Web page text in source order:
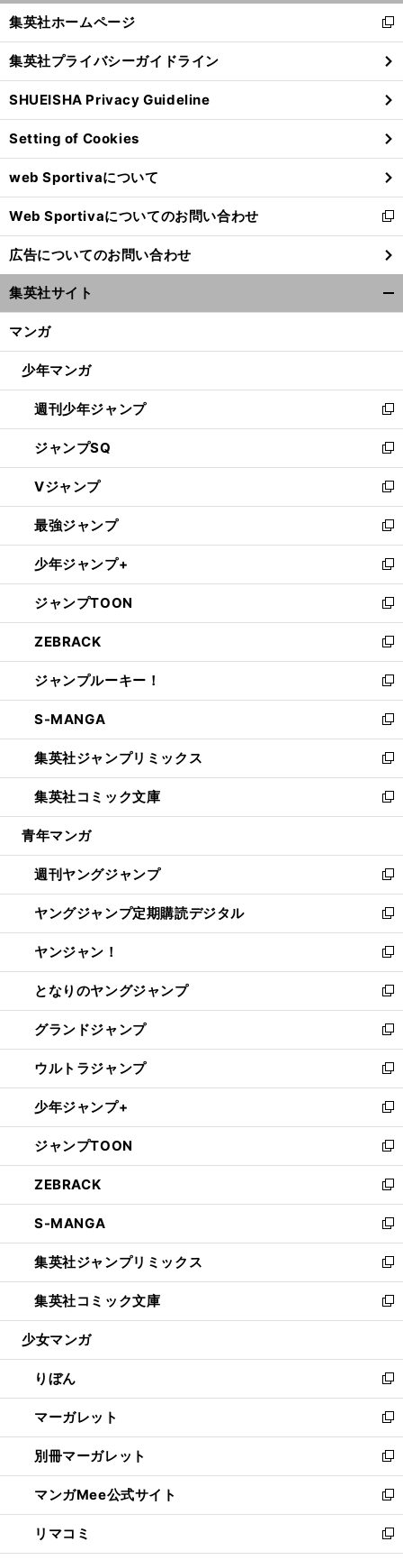
閉
る
集英社ホームページ
新
し
い
ウ
ィ
ン
ド
ウ
で
開
く
集英社プライバシーガイドライン
SHUEISHA Privacy Guideline
Setting of Cookies
web Sportivaについて
Web Sportivaについてのお問い合わせ
新
し
い
ウ
ィ
ン
ウ
開
く
広告についてのお問い合わせ
集英社サイト
マンガ
少年マンガ
週刊少年ジャンプ
新
し
い
ウ
ィ
ン
ド
ウ
で
開
く
ジャンプSQ
新
し
い
ウ
ィ
ン
ド
ウ
で
開
く
Vジャンプ
新
し
い
ウ
ィ
ン
ド
ウ
で
開
く
最強ジャンプ
新
し
い
ウ
ィ
ン
ド
ウ
で
開
く
少年ジャンプ+
新
し
い
ウ
ィ
ン
ド
ウ
で
開
く
ジャンプTOON
新
し
い
ウ
ィ
ン
ド
ウ
で
開
く
ZEBRACK
新
し
い
ウ
ィ
ン
ド
ウ
で
開
ジャンプルーキー！
新
し
い
ウ
ィ
ン
ド
ウ
開
く
S-MANGA
新
し
い
ウ
ィ
ン
ウ
で
開
く
集英社ジャンプリミックス
新
し
い
ウ
ン
ド
ウ
で
開
く
集英社コミック文庫
新
し
ウ
ィ
ン
ド
ウ
で
開
く
青年マンガ
週刊ヤングジャンプ
新
し
い
ウ
ィ
ン
ド
ウ
で
開
く
ヤングジャンプ定期購読デジタル
新
し
い
ウ
ィ
ン
ド
ウ
で
開
く
ヤンジャン！
新
し
い
ウ
ィ
ン
ド
ウ
で
開
く
となりのヤングジャンプ
新
し
い
ウ
ィ
ン
ド
ウ
で
開
く
グランドジャンプ
新
し
い
ウ
ィ
ン
ド
ウ
で
開
く
ウルトラジャンプ
新
し
い
ウ
ィ
ン
ド
ウ
で
開
く
少年ジャンプ+
新
し
い
ウ
ィ
ン
ド
ウ
で
開
く
ジャンプTOON
新
し
い
ウ
ィ
ン
ド
ウ
で
開
ZEBRACK
新
し
い
ウ
ィ
ン
ド
ウ
開
く
S-MANGA
新
し
い
ウ
ィ
ン
ウ
で
開
く
集英社ジャンプリミックス
新
し
い
ウ
ン
ド
ウ
で
開
く
集英社コミック文庫
新
し
ウ
ィ
ン
ド
ウ
で
開
く
少女マンガ
りぼん
新
し
い
ウ
ィ
ン
ド
ウ
で
開
マーガレット
新
し
い
ウ
ィ
ン
ド
ウ
別冊マーガレット
新
し
い
ウ
ィ
ン
マンガMee公式サイト
新
し
い
ウ
リマコミ
新
し